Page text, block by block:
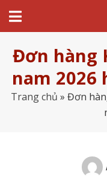
Đơn hàng
nam
Trang chủ » Đơn